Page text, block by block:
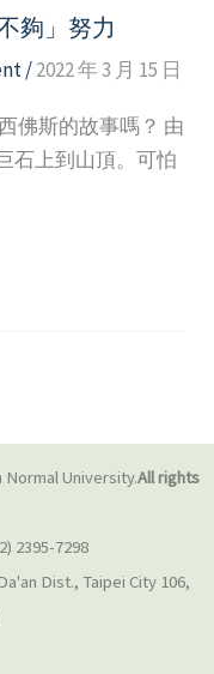
夠」努力
/2022 年 3 月 15 日
佛斯的故事嗎？ 由
石上到山頂。可怕
Normal University.All rights
2395-7298
Dist., Taipei City 106,